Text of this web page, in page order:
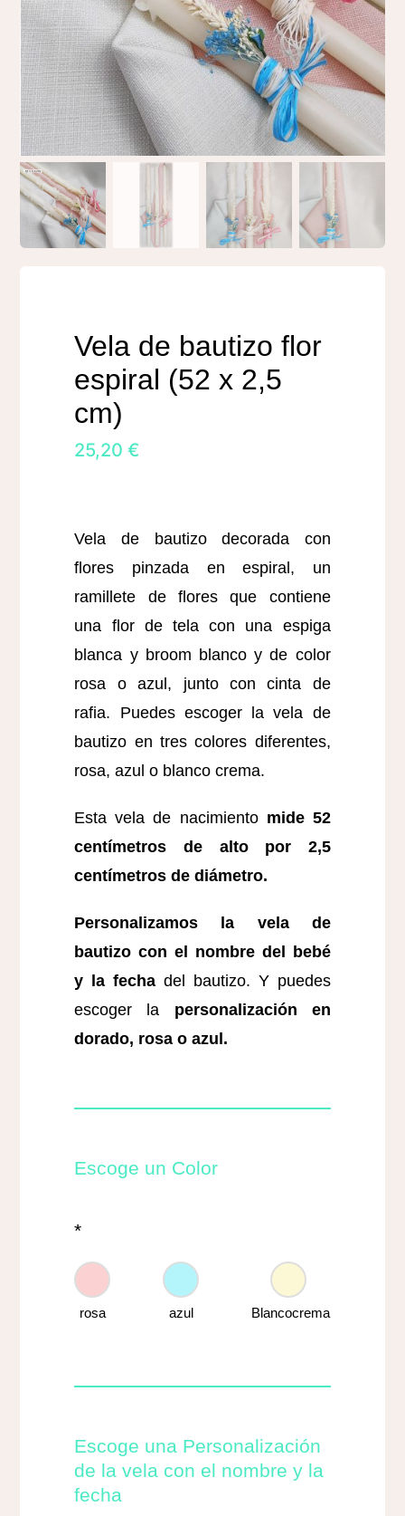
Regalos originales
Blog
Contacto
Vela de bautizo flor
espiral (52 x 2,5
cm)
25,20€
Vela de bautizo decorada con
flores pinzada en espiral, un
ramillete de flores que contiene
una flor de tela con una espiga
blanca y broom blanco y de color
rosa o azul, junto con cinta de
rafia. Puedes escoger la vela de
bautizo en tres colores diferentes,
rosa, azul o blanco crema.
Esta vela de nacimiento mide 52
centímetros de alto por 2,5
centímetros de diámetro.
Personalizamos la vela de
bautizo con el nombre del bebé
y la fecha del bautizo. Y puedes
escoger la personalización en
dorado, rosa o azul.
Escoge un Color
*
rosa azul Blancocrema
Escoge una Personalización
de la vela con el nombre y la
fecha